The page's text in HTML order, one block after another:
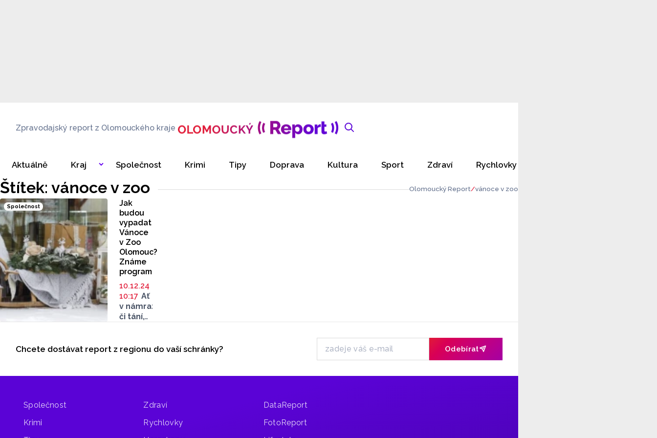
Zpravodajský report z Olomouckého kraje
Aktuálně Kraj Společnost Krimi Tipy Doprava Kultura Sport Zdraví Rychlovky
Štítek: vánoce v zoo Olomoucký Report vánoce v zoo
Společnost
Jak
budou
vypadat
Vánoce
v Zoo
Olomouc?
Známe
program
10.12.24
10:17 Ať
v námrazách,
či tání,
v závějích…
a Vánoc
zkrátka
Odběr newsletteru
Chcete dostávat report z regionu do vaší schránky? Odebírat
Společnost
Krimi
Zdraví
Rychlovky
DataReport
FotoReport